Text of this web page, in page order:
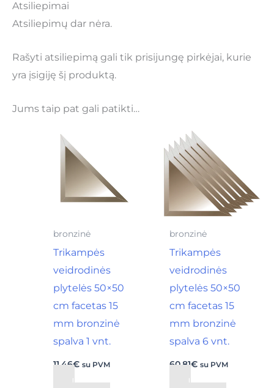
Atsiliepimai
Atsiliepimų dar nėra.
Rašyti atsiliepimą gali tik prisijungę pirkėjai, kurie
yra įsigiję šį produktą.
Jums taip pat gali patikti…
bronzinė
Trikampės
veidrodinės
plytelės 50×50
cm facetas 15
mm bronzinė
spalva 1 vnt.
11,46€ su PVM
Į
bronzinė
Trikampės
veidrodinės
plytelės 50×50
cm facetas 15
mm bronzinė
spalva 6 vnt.
60,81€ su PVM
Į